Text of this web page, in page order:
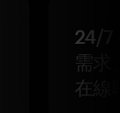
24/7
需求
在線